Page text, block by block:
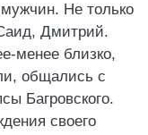
Не только
Дмитрий.
менее близко,
общались с
Багровского.
своего